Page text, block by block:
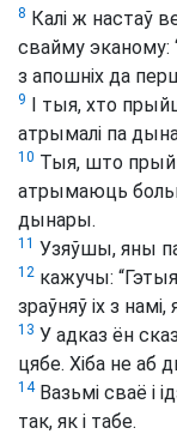
8 Калі ж настаў
свайму эканому:
з апошніх да
9 І тыя, хто
атрымалі па
10 Тыя, што
атрымаюць
дынары.
11 Узяўшы, яны
12 кажучы: “Гэтыя
зраўняў іх з
13 У адказ ён
цябе. Хіба не
14Вазьмі сваё і
так, як і табе.